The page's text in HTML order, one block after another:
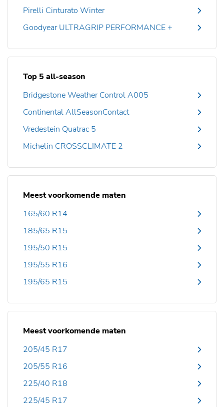
Pirelli Cinturato Winter
Goodyear ULTRAGRIP PERFORMANCE +
Top 5 all-season
Bridgestone Weather Control A005
Continental AllSeasonContact
Vredestein Quatrac 5
Michelin CROSSCLIMATE 2
Meest voorkomende maten
165/60 R14
185/65 R15
195/50 R15
195/55 R16
195/65 R15
Meest voorkomende maten
205/45 R17
205/55 R16
225/40 R18
225/45 R17